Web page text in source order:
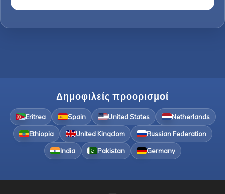
Δημοφιλείς προορισμοί
Eritrea Spain United States Netherlands
Ethiopia United Kingdom Russian Federation
India Pakistan Germany